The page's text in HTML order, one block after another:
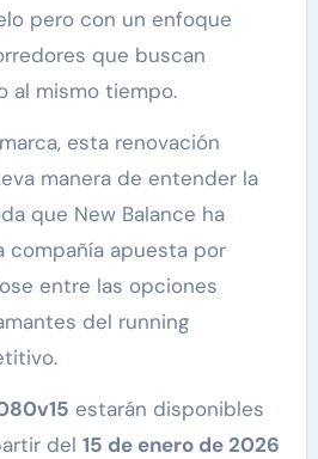
pero con un enfoque
que buscan
al mismo tiempo.
esta renovación
manera de entender la
que New Balance ha
compañía apuesta por
entre las opciones
del running
estarán disponibles
del 15 de enero de 2026